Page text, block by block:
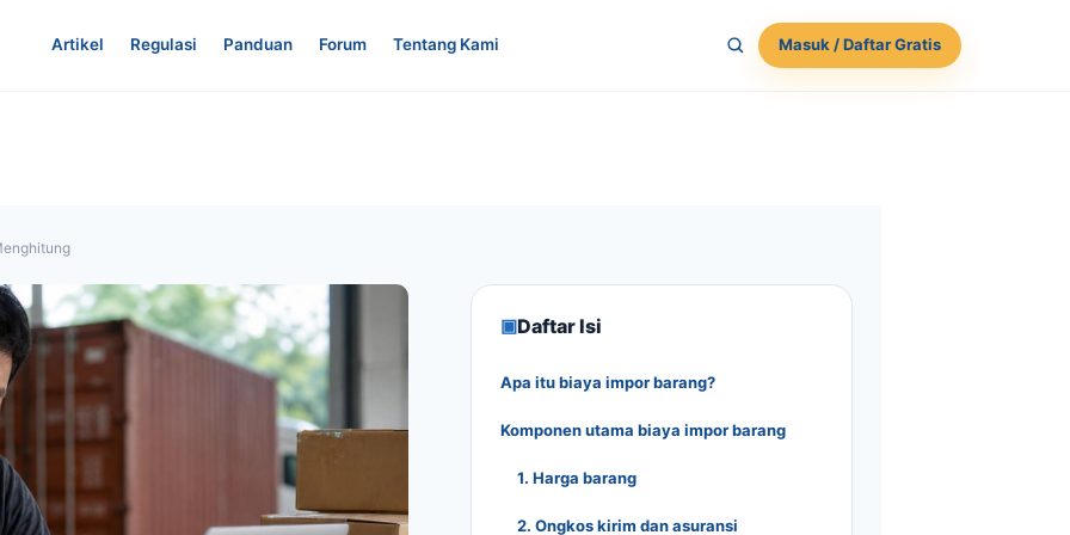
Artikel Regulasi Panduan Forum Tentang Kami Masuk / Daftar Gratis
▣Daftar Isi
Apa itu biaya impor barang?
Komponen utama biaya impor barang
1. Harga barang
2. Ongkos kirim dan asuransi